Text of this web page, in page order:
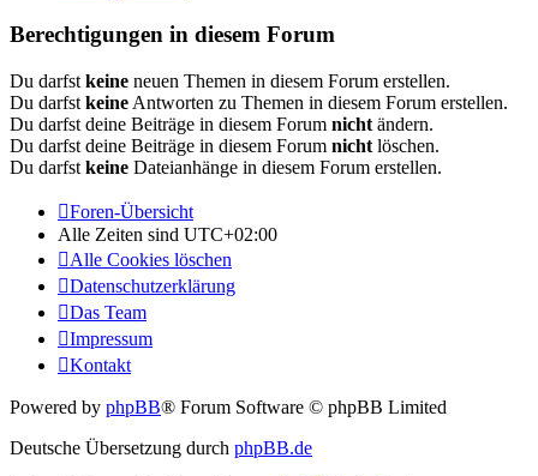
Berechtigungen in diesem Forum
Du darfst keine neuen Themen in diesem Forum erstellen.
Du darfst keine Antworten zu Themen in diesem Forum erstellen.
Du darfst deine Beiträge in diesem Forum nicht ändern.
Du darfst deine Beiträge in diesem Forum nicht löschen.
Du darfst keine Dateianhänge in diesem Forum erstellen.
Foren-Übersicht
Alle Zeiten sind UTC+02:00
Alle Cookies löschen
Datenschutzerklärung
Das Team
Impressum
Kontakt
Powered by phpBB® Forum Software © phpBB Limited
Deutsche Übersetzung durch phpBB.de